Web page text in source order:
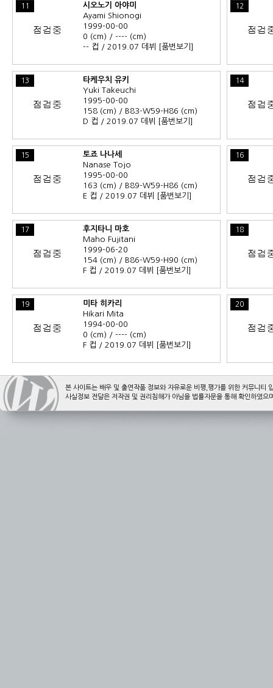
11
시오노기 아야미
Ayami Shionogi
1999-00-00
0 (cm) / ---- (cm)
-- 컵 / 2019.07 데뷔
[품번보기]
12
13
타케우치 유키
Yuki Takeuchi
1995-00-00
158 (cm) / B83-W59-H86 (cm)
D 컵 / 2019.07 데뷔
[품번보기]
14
15
토죠 나나세
Nanase Tojo
1995-00-00
163 (cm) / B89-W59-H86 (cm)
E 컵 / 2019.07 데뷔
[품번보기]
16
17
후지타니 마호
Maho Fujitani
1999-06-20
154 (cm) / B86-W59-H90 (cm)
F 컵 / 2019.07 데뷔
[품번보기]
18
19
미타 히카리
Hikari Mita
1994-00-00
0 (cm) / ---- (cm)
F 컵 / 2019.07 데뷔
[품번보기]
20
본 사이트는 배우 및 출연작품 정보와 자유로운 비평,평가를 위한 커뮤니티
사실정보 전달은 저작권 및 권리침해가 아님을 법률자문을 통해 확인하였으